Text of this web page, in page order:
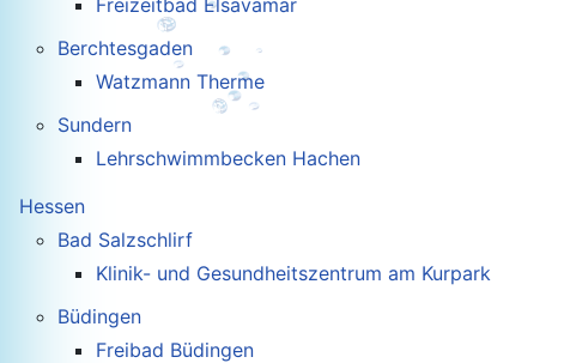
Berchtesgaden
Watzmann Therme
Sundern
Lehrschwimmbecken Hachen
Hessen
Bad Salzschlirf
Klinik- und Gesundheitszentrum am Kurpark
Büdingen
Freibad Büdingen